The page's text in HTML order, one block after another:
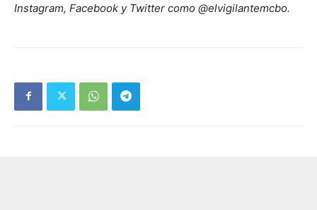
Instagram, Facebook y Twitter como @elvigilantemcbo.